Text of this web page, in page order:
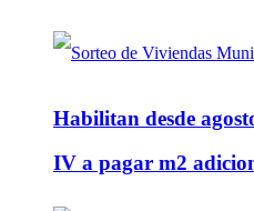
Habilitan desde
IV a pagar m2